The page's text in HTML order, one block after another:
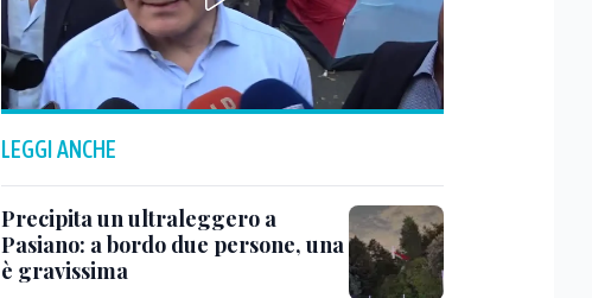
LEGGI ANCHE
Precipita un ultraleggero a
Pasiano: a bordo due persone, una
è gravissima